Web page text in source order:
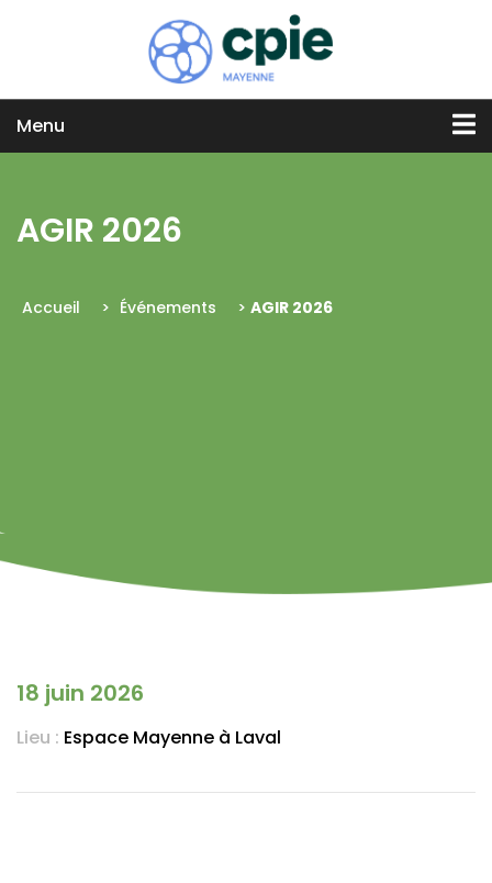
Menu
AGIR 2026
Accueil > Événements > AGIR 2026
18 juin 2026
Lieu : Espace Mayenne à Laval